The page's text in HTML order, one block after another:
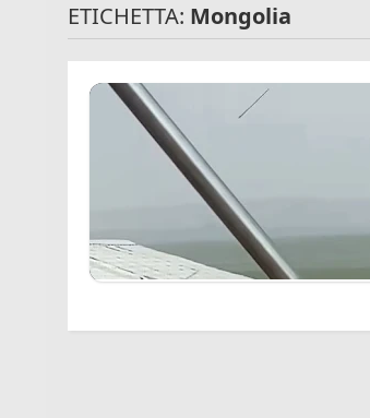
ETICHETTA: Mongolia